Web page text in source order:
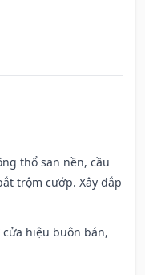
thổ san nền, cầu
trộm cướp. Xây đắp
hiệu buôn bán,